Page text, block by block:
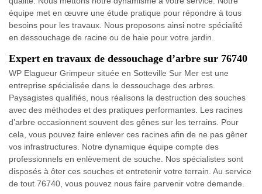
équipe met en œuvre une étude pratique pour répondre à tous
besoins pour les travaux. Nous proposons ainsi notre spécialité
en dessouchage de racine ou de haie pour votre jardin.
Expert en travaux de dessouchage d’arbre sur 76740
WP Elagueur Grimpeur située en Sotteville Sur Mer est une
entreprise spécialisée dans le dessouchage des arbres.
Paysagistes qualifiés, nous réalisons la destruction des souches
avec des méthodes et des pratiques performantes. Les racines
d’arbre occasionnent souvent des gênes sur les terrains. Pour
cela, vous pouvez faire enlever ces racines afin de ne pas gêner
vos infrastructures. Notre dynamique équipe compte des
professionnels en enlèvement de souche. Nos spécialistes sont
disposés à ôter ces souches et entretenir votre terrain. Au service
de tout 76740, vous pouvez nous faire parvenir votre demande.